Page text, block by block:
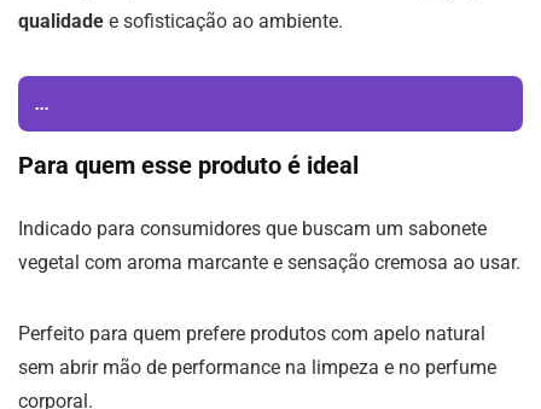
qualidade e sofisticação ao ambiente.
...
Para quem esse produto é ideal
Indicado para consumidores que buscam um sabonete
vegetal com aroma marcante e sensação cremosa ao usar.
Perfeito para quem prefere produtos com apelo natural
sem abrir mão de performance na limpeza e no perfume
corporal.